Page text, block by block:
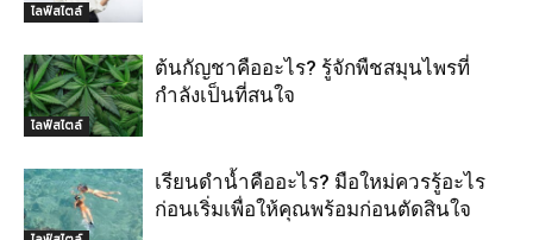
ไลฟ์สไตล์
ไลฟ์สไตล์
ต้นกัญชาคืออะไร? รู้จักพืชสมุนไพรที่
กำลังเป็นที่สนใจ
เรียนดำน้ำคืออะไร? มือใหม่ควรรู้อะไร
ก่อนเริ่มเพื่อให้คุณพร้อมก่อนตัดสินใจ